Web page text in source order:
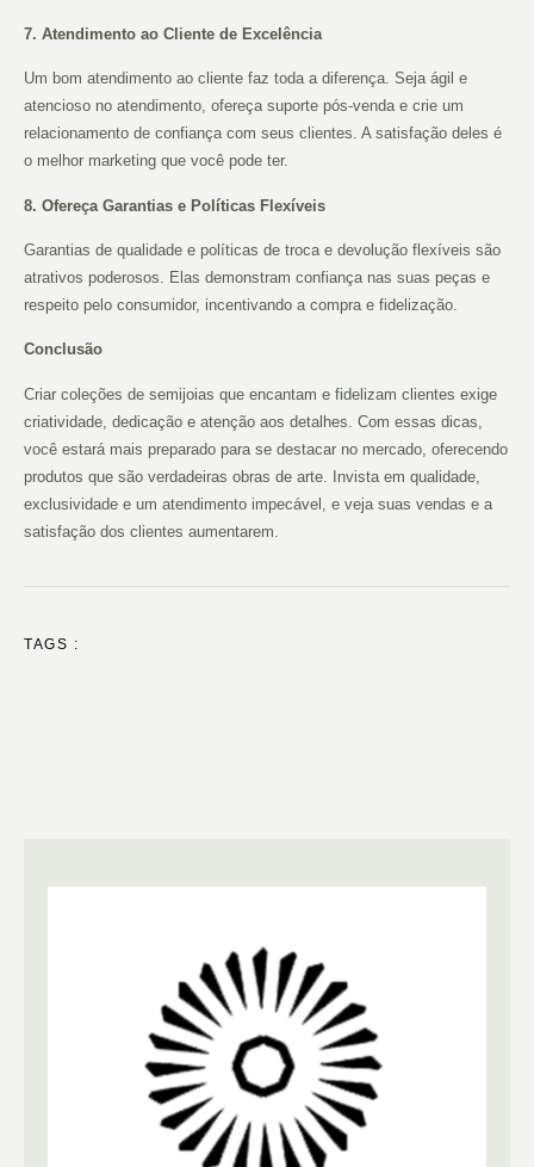
7. Atendimento ao Cliente de Excelência
Um bom atendimento ao cliente faz toda a diferença. Seja ágil e
atencioso no atendimento, ofereça suporte pós-venda e crie um
relacionamento de confiança com seus clientes. A satisfação deles é
o melhor marketing que você pode ter.
8. Ofereça Garantias e Políticas Flexíveis
Garantias de qualidade e políticas de troca e devolução flexíveis são
atrativos poderosos. Elas demonstram confiança nas suas peças e
respeito pelo consumidor, incentivando a compra e fidelização.
Conclusão
Criar coleções de semijoias que encantam e fidelizam clientes exige
criatividade, dedicação e atenção aos detalhes. Com essas dicas,
você estará mais preparado para se destacar no mercado, oferecendo
produtos que são verdadeiras obras de arte. Invista em qualidade,
exclusividade e um atendimento impecável, e veja suas vendas e a
satisfação dos clientes aumentarem.
TAGS :